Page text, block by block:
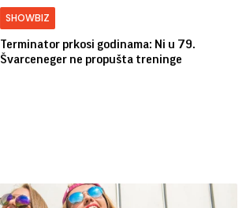
SHOWBIZ
Terminator prkosi godinama: Ni u 79.
Švarceneger ne propušta treninge